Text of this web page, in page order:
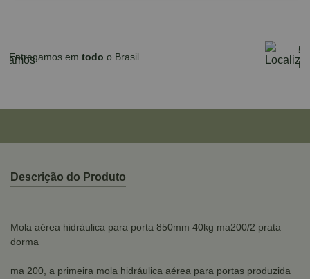
para compras acima de R$590,00
Descrição do Produto
Mola aérea hidráulica para porta 850mm 40kg ma200/2 prata
dorma
ma 200, a primeira mola hidráulica aérea para portas produzida